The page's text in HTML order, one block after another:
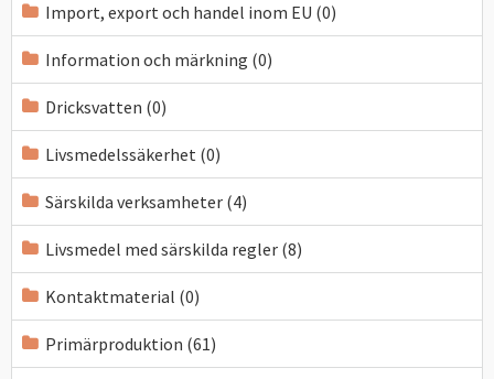
Import, export och handel inom EU (0)
Information och märkning (0)
Dricksvatten (0)
Livsmedelssäkerhet (0)
Särskilda verksamheter (4)
Livsmedel med särskilda regler (8)
Kontaktmaterial (0)
Primärproduktion (61)